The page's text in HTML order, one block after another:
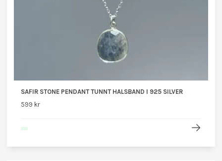
SAFIR STONE PENDANT TUNNT HALSBAND I 925 SILVER
599 kr